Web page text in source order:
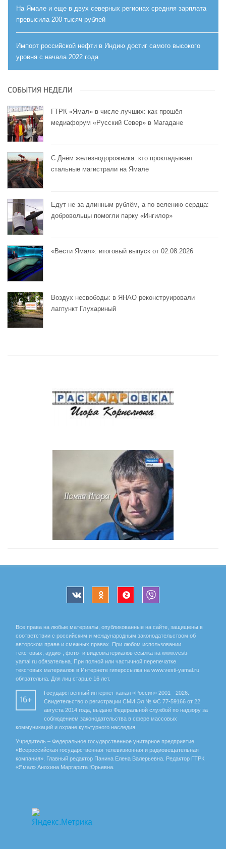
На Ямале и еще в двух северных регионах средняя зарплата
превысила 200 тысяч рублей
Импорт российской нефти в Индию достиг самого высокого
уровня с начала 2022 года
СОБЫТИЯ НЕДЕЛИ
ГТРК «Ямал» в числе лучших: как прошёл
медиафорум «Русский Север» в Магадане
С Днём железнодорожника: кто прокладывает
стальные магистрали на Ямале
Едут не за длинным рублём, а по велению сердца:
добровольцы помогли парку «Ингилор»
«Вести Ямал»: итоговый выпуск от 02.08.2026
Воздух несвободы: в ЯНАО реконструировали
лагпункт Глухариный
Все права на любые материалы, опубликованные на сайте, защищены в
соответствии с российским и международным законодательством об
авторском праве и смежных правах. При любом использовании
текстовых, аудио-, фото- и видеоматериалов ссылка на www.vesti-
yamal.ru обязательна. При полной или частичной перепечатке
текстовых материалов в Интернете гиперссылка на www.vesti-yamal.ru
обязательна. Для лиц старше 16 лет.
16+
Государственный интернет-канал «Россия» 2001 - 2026.
Свидетельство о регистрации СМИ Эл № ФС 77-59166 от 22
августа 2014 года, выдано Федеральной службой по надзору за
соблюдением законодательства в сфере массовых
коммуникаций и охране культурного наследия.
Учредитель – Федеральное государственное унитарное предприятие
«Всероссийская государственная телевизионная и радиовещательная
компания». Главный редактор Панина Елена Валерьевна. Редактор ГТРК
«Ямал» Анохина Маргарита Юрьевна.